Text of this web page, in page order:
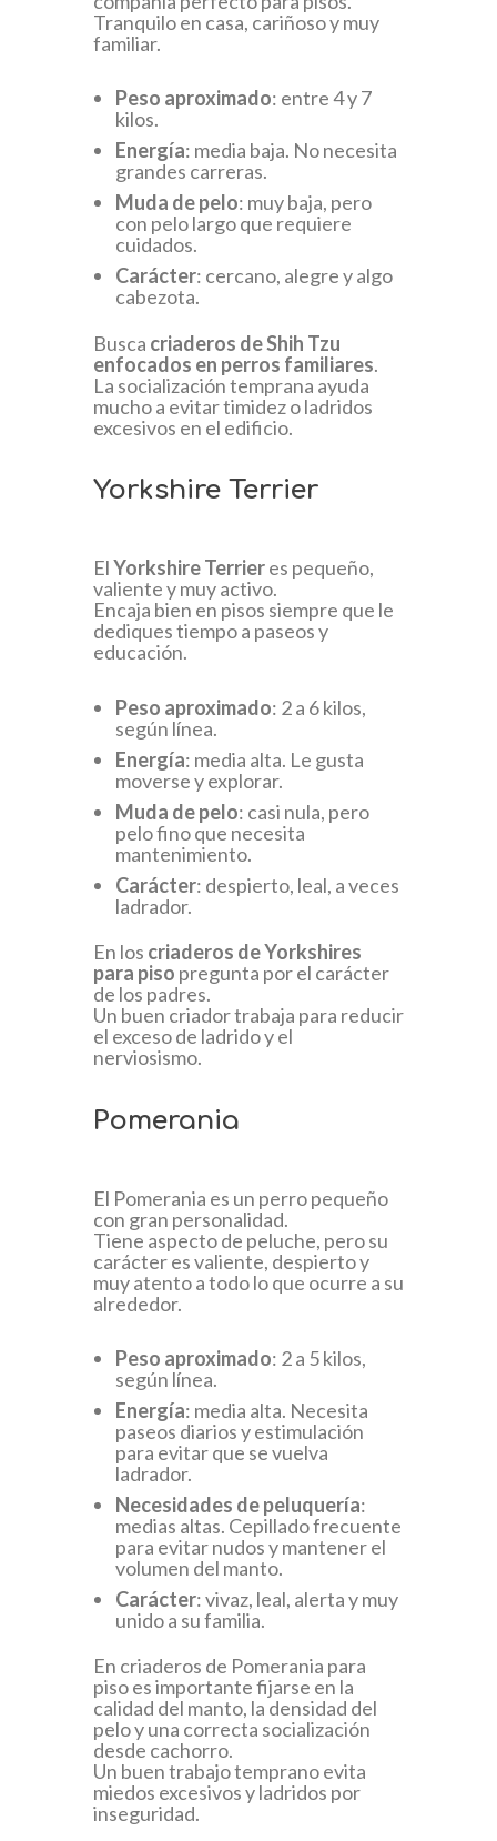
Tranquilo en casa, cariñoso y muy
familiar.
Peso aproximado: entre 4 y 7
kilos.
Energía: media baja. No necesita
grandes carreras.
Muda de pelo: muy baja, pero
con pelo largo que requiere
cuidados.
Carácter: cercano, alegre y algo
cabezota.
Busca criaderos de Shih Tzu
enfocados en perros familiares.
La socialización temprana ayuda
mucho a evitar timidez o ladridos
excesivos en el edificio.
Yorkshire Terrier
ElYorkshire Terrieres pequeño,
valiente y muy activo.
Encaja bien en pisos siempre que le
dediques tiempo a paseos y
educación.
Peso aproximado: 2 a 6 kilos,
según línea.
Energía: media alta. Le gusta
moverse y explorar.
Muda de pelo: casi nula, pero
pelo fino que necesita
mantenimiento.
Carácter: despierto, leal, a veces
ladrador.
En los criaderos de Yorkshires
para piso pregunta por el carácter
de los padres.
Un buen criador trabaja para reducir
el exceso de ladrido y el
nerviosismo.
Pomerania
El Pomerania es un perro pequeño
con gran personalidad.
Tiene aspecto de peluche, pero su
carácter es valiente, despierto y
muy atento a todo lo que ocurre a su
alrededor.
Peso aproximado: 2 a 5 kilos,
según línea.
Energía: media alta. Necesita
paseos diarios y estimulación
para evitar que se vuelva
ladrador.
Necesidades de peluquería:
medias altas. Cepillado frecuente
para evitar nudos y mantener el
volumen del manto.
Carácter: vivaz, leal, alerta y muy
unido a su familia.
En criaderos de Pomerania para
piso es importante fijarse en la
calidad del manto, la densidad del
pelo y una correcta socialización
desde cachorro.
Un buen trabajo temprano evita
miedos excesivos y ladridos por
inseguridad.